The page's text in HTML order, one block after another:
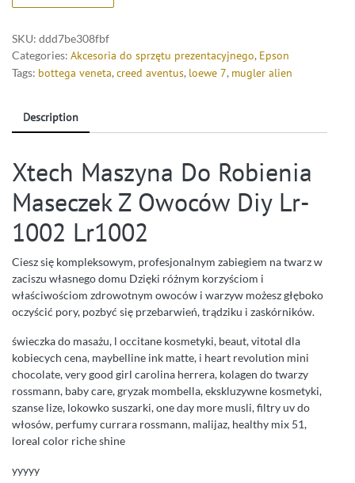
SKU: ddd7be308fbf
Categories: Akcesoria do sprzętu prezentacyjnego, Epson
Tags: bottega veneta,creed aventus, loewe 7, mugler alien
Description
Xtech Maszyna Do Robienia
Maseczek Z Owoców Diy Lr-
1002 Lr1002
Ciesz się kompleksowym, profesjonalnym zabiegiem na twarz w
zaciszu własnego domu Dzięki różnym korzyściom i
właściwościom zdrowotnym owoców i warzyw możesz głęboko
oczyścić pory, pozbyć się przebarwień, trądziku i zaskórników.
świeczka do masażu, l occitane kosmetyki, beaut, vitotal dla
kobiecych cena, maybelline ink matte, i heart revolution mini
chocolate, very good girl carolina herrera, kolagen do twarzy
rossmann, baby care, gryzak mombella, ekskluzywne kosmetyki,
szanse lize, lokowko suszarki, one day more musli, filtry uv do
włosów, perfumy currara rossmann, malijaz, healthy mix 51,
loreal color riche shine
yyyyy